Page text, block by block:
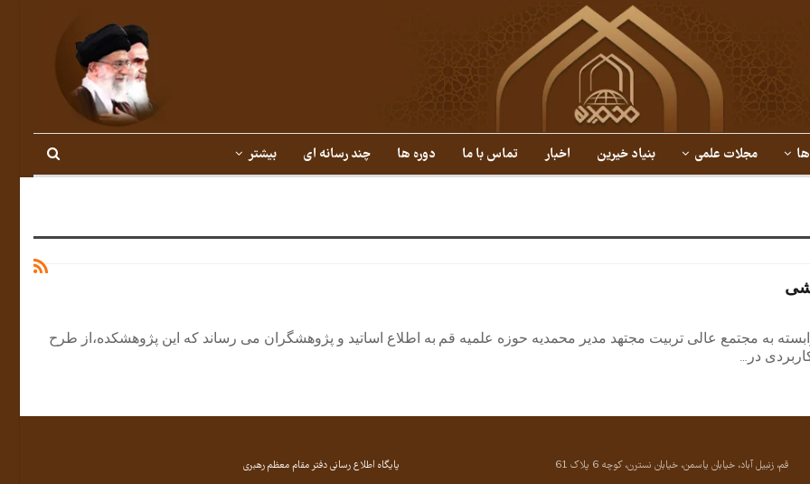
مجلات علمی بنیاد خیرین اخبار تماس با ما دوره ها چند رسانه ای بیشتر
به مجتمع عالی تربیت مجتهد مدیر محمدیه حوزه علمیه قم به اطلاع اساتید و پژوهشگران می رساند که این پژوهشکده،از طرح
در …
قم، زنبیل آباد، خیابان یاسمن، خیابان نسترن، کوچه 6 پلاک 61
پایگاه اطلاع رسانی دفتر مقام معظم رهبری